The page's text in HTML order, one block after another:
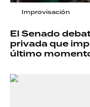
Improvisación
El Senado
privada que
último